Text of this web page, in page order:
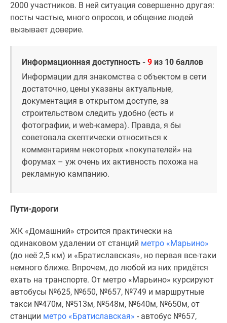
2000 участников. В ней ситуация совершенно другая:
посты частые, много опросов, и общение людей
вызывает доверие.
Информационная доступность - 9 из 10 баллов
Информации для знакомства с объектом в сети
достаточно, цены указаны актуальные,
документация в открытом доступе, за
строительством следить удобно (есть и
фотографии, и web-камера). Правда, я бы
советовала скептически относиться к
комментариям некоторых «покупателей» на
форумах – уж очень их активность похожа на
рекламную кампанию.
Пути-дороги
ЖК «Домашний» строится практически на
одинаковом удалении от станций метро «Марьино»
(до неё 2,5 км) и «Братиславская», но первая все-таки
немного ближе. Впрочем, до любой из них придётся
ехать на транспорте. От метро «Марьино» курсируют
автобусы №625, №650, №657, №749 и маршрутные
такси №470м, №513м, №548м, №640м, №650м, от
станции метро «Братиславская» - автобус №657,